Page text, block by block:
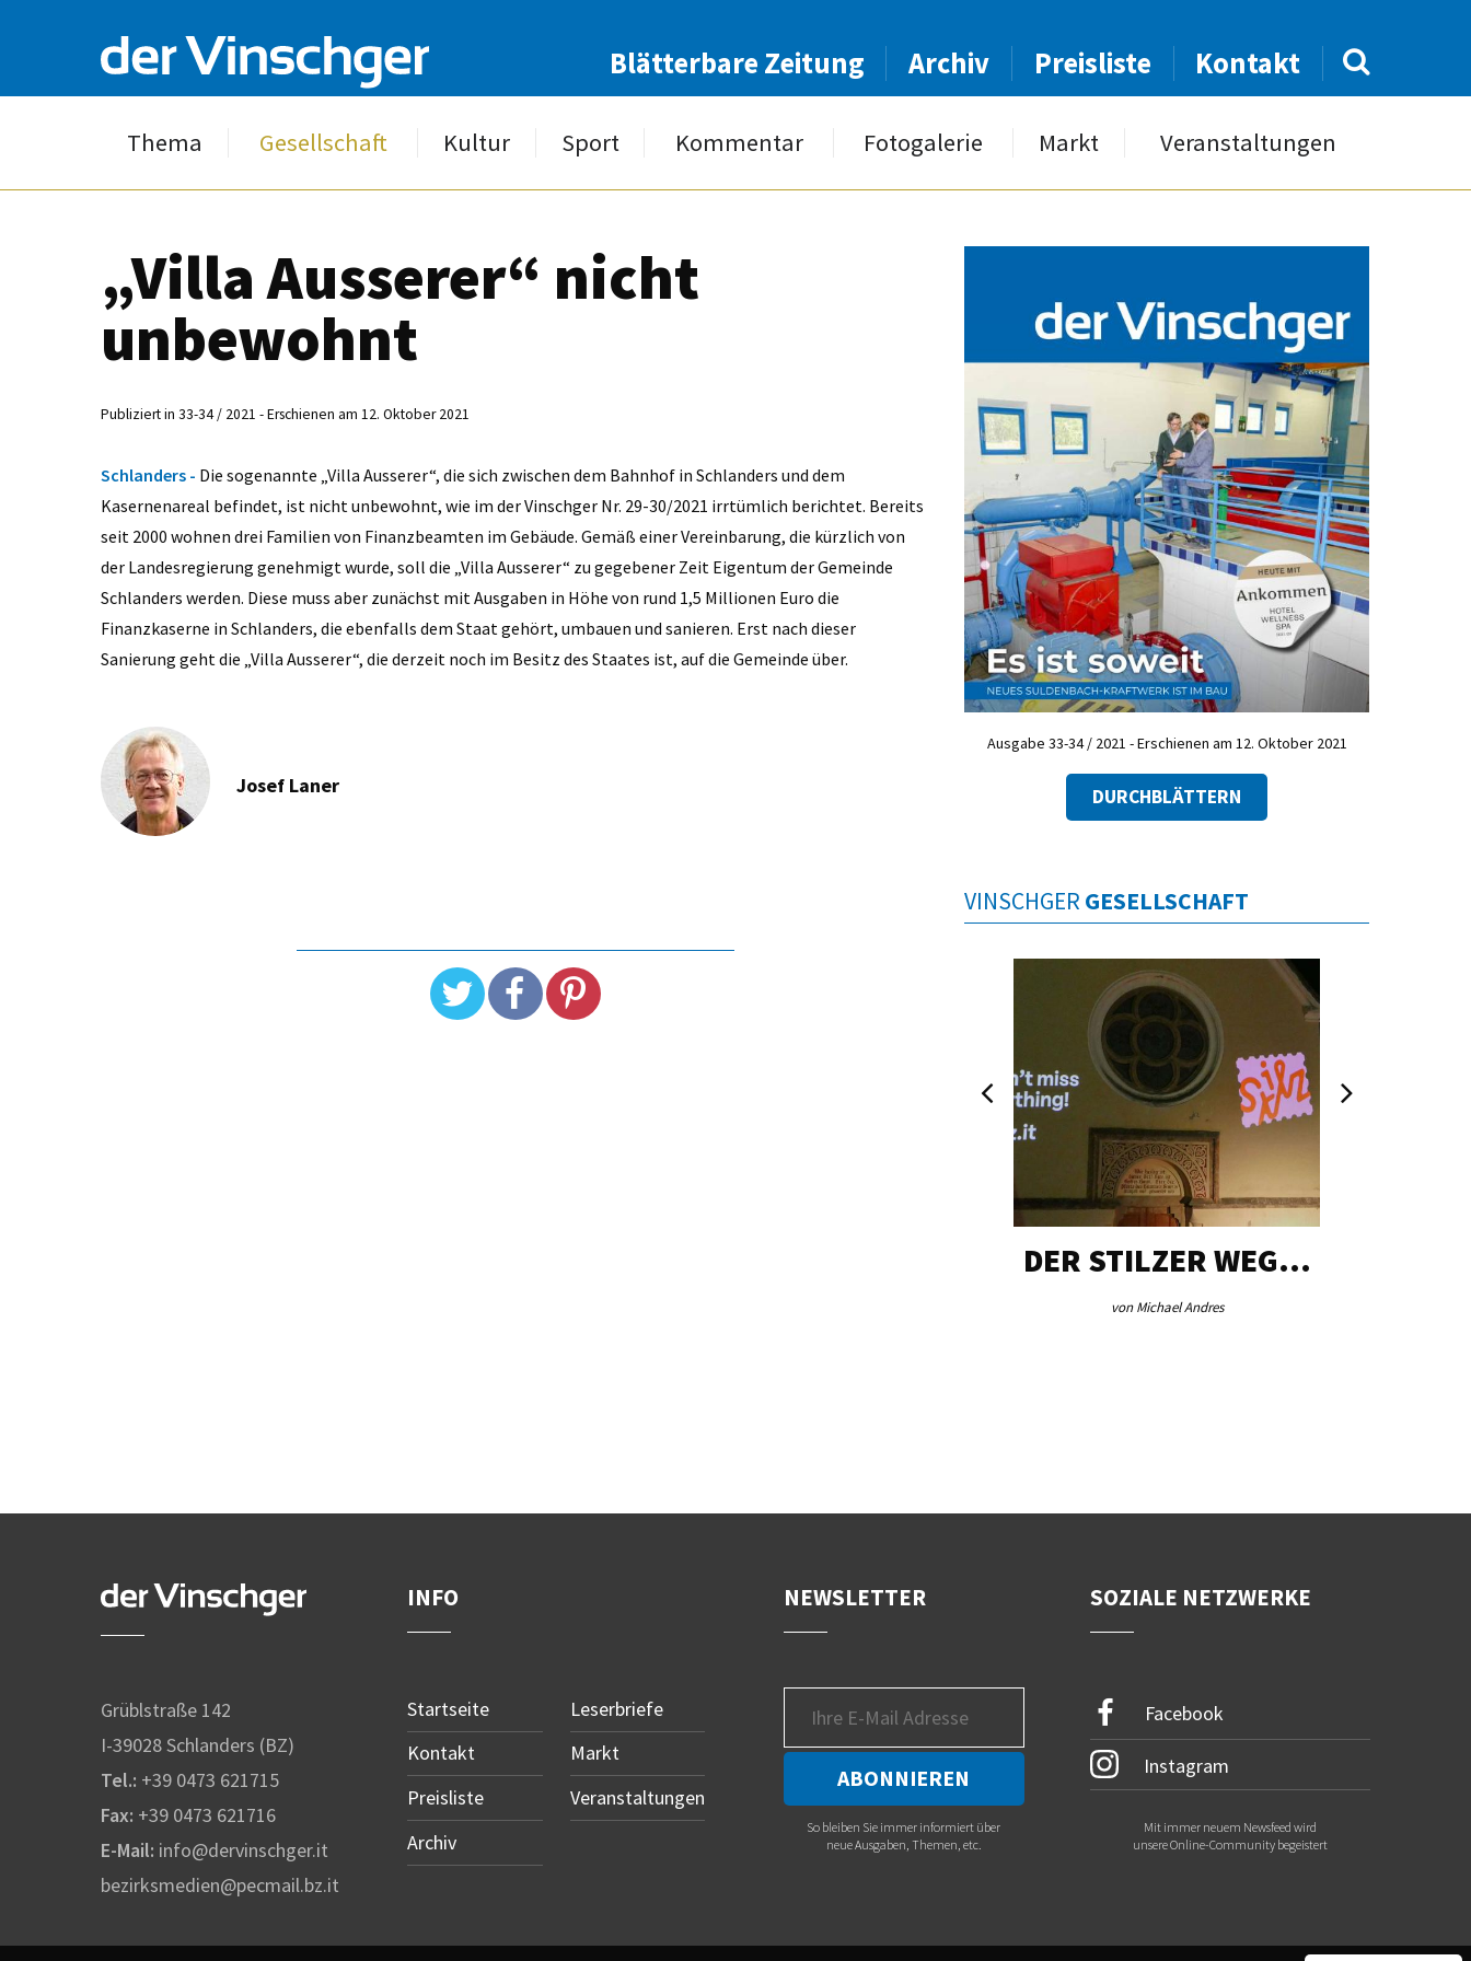
Blätterbare Zeitung Archiv Preisliste Kontakt
Thema Gesellschaft Kultur Sport Kommentar Fotogalerie Markt Veranstaltungen
„Villa Ausserer“ nicht
unbewohnt
Publiziert in 33-34 / 2021 - Erschienen am 12. Oktober 2021
Schlanders - Die sogenannte „Villa Ausserer“, die sich zwischen dem Bahnhof in Schlanders und dem
Kasernenareal befindet, ist nicht unbewohnt, wie im der Vinschger Nr. 29-30/2021 irrtümlich berichtet. Bereits
seit 2000 wohnen drei Familien von Finanzbeamten im Gebäude. Gemäß einer Vereinbarung, die kürzlich von
der Landesregierung genehmigt wurde, soll die „Villa Ausserer“ zu gegebener Zeit Eigentum der Gemeinde
Schlanders werden. Diese muss aber zunächst mit Ausgaben in Höhe von rund 1,5 Millionen Euro die
Finanzkaserne in Schlanders, die ebenfalls dem Staat gehört, umbauen und sanieren. Erst nach dieser
Sanierung geht die „Villa Ausserer“, die derzeit noch im Besitz des Staates ist, auf die Gemeinde über.
Josef Laner
Ausgabe 33-34 / 2021 - Erschienen am 12. Oktober 2021
DURCHBLÄTTERN
VINSCHGER GESELLSCHAFT
DER STILZER WEG…
von Michael Andres
Grüblstraße 142
I-39028 Schlanders (BZ)
Tel.: +39 0473 621715
Fax: +39 0473 621716
E-Mail: info@dervinschger.it
bezirksmedien@pecmail.bz.it
INFO
Startseite
Kontakt
Preisliste
Archiv
Leserbriefe
Markt
Veranstaltungen
NEWSLETTER
So bleiben Sie immer informiert über
neue Ausgaben, Themen, etc.
SOZIALE NETZWERKE
Facebook
Instagram
Mit immer neuem Newsfeed wird
unsere Online-Community begeistert